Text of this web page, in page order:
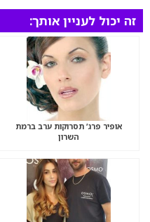
זה יכול לעניין אותך:
אופיר פרג’ תסרוקות ערב ברמת
השרון